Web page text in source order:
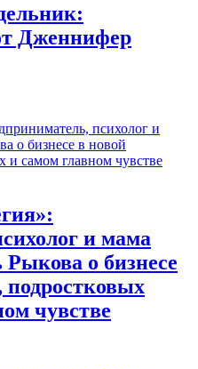
Дженнифер
и мама
о бизнесе
подростковых
чувстве